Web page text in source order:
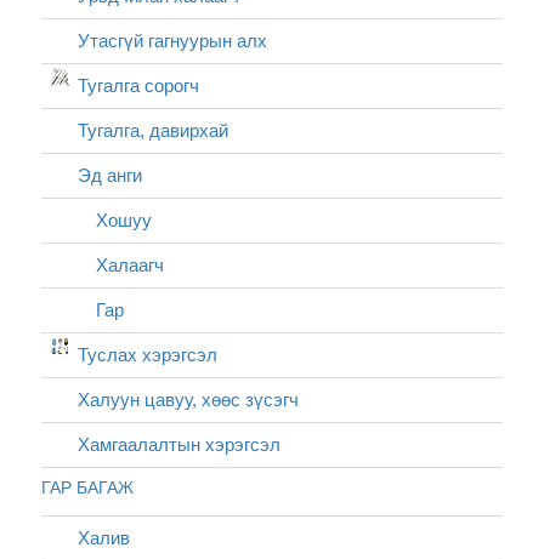
Утасгүй гагнуурын алх
Тугалга сорогч
Тугалга, давирхай
Эд анги
Хошуу
Халаагч
Гар
Туслах хэрэгсэл
Халуун цавуу, хөөс зүсэгч
Хамгаалалтын хэрэгсэл
ГАР БАГАЖ
Халив